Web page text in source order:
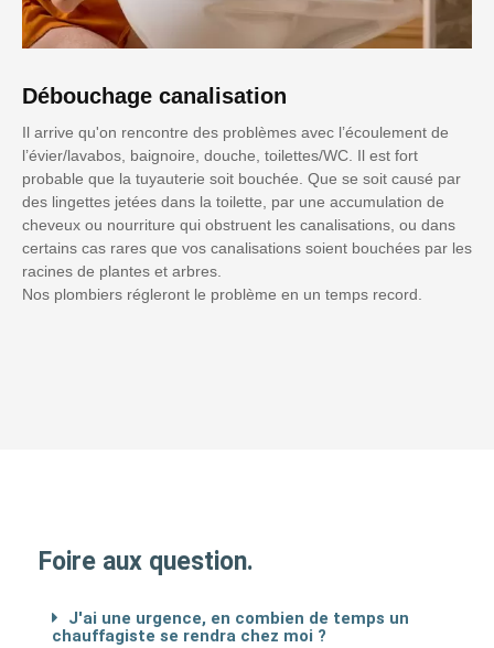
Débouchage canalisation
Il arrive qu'on rencontre des problèmes avec l’écoulement de
l’évier/lavabos, baignoire, douche, toilettes/WC. Il est fort
probable que la tuyauterie soit bouchée. Que se soit causé par
des lingettes jetées dans la toilette, par une accumulation de
cheveux ou nourriture qui obstruent les canalisations, ou dans
certains cas rares que vos canalisations soient bouchées par les
racines de plantes et arbres.
Nos plombiers régleront le problème en un temps record.
Foire aux question.
J'ai une urgence, en combien de temps un
chauffagiste se rendra chez moi ?